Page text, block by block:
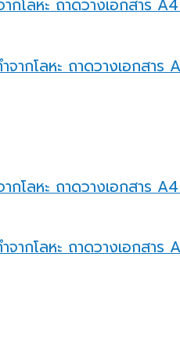
ากโลหะ ถาดวางเอกสา
ากโลหะ ถาดวางเอกสาร